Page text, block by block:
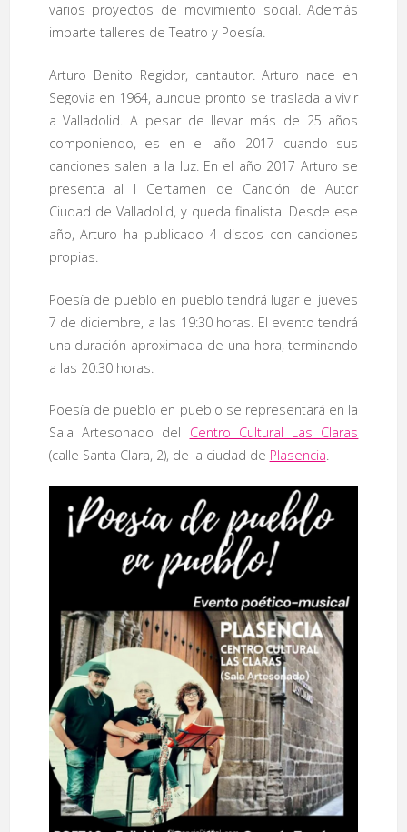
varios proyectos de movimiento social. Además
imparte talleres de Teatro y Poesía.
Arturo Benito Regidor, cantautor. Arturo nace en
Segovia en 1964, aunque pronto se traslada a vivir
a Valladolid. A pesar de llevar más de 25 años
componiendo, es en el año 2017 cuando sus
canciones salen a la luz. En el año 2017 Arturo se
presenta al I Certamen de Canción de Autor
Ciudad de Valladolid, y queda finalista. Desde ese
año, Arturo ha publicado 4 discos con canciones
propias.
Poesía de pueblo en pueblo tendrá lugar el jueves
7 de diciembre, a las 19:30 horas. El evento tendrá
una duración aproximada de una hora, terminando
a las 20:30 horas.
Poesía de pueblo en pueblo se representará en la
Sala Artesonado del Centro Cultural Las Claras
(calle Santa Clara, 2), de la ciudad de Plasencia.